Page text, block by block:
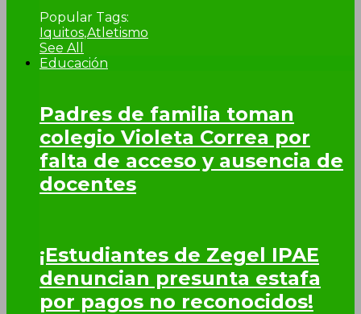
Popular Tags:
Iquitos,Atletismo
See All
Educación
Padres de familia toman
colegio Violeta Correa por
falta de acceso y ausencia de
docentes
¡Estudiantes de Zegel IPAE
denuncian presunta estafa
por pagos no reconocidos!